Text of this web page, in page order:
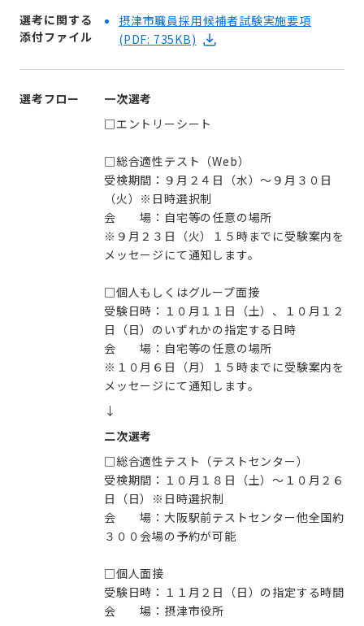
選考に関する
添付ファイル
摂津市職員採用候補者試験実施要項
(PDF: 735KB)
選考フロー
一次選考
□エントリーシート
□総合適性テスト（Web）
受検期間：９月２４日（水）～９月３０日
（火）※日時選択制
会 場：自宅等の任意の場所
※９月２３日（火）１５時までに受験案内を
メッセージにて通知します。
□個人もしくはグループ面接
受験日時：１０月１１日（土）、１０月１２
日（日）のいずれかの指定する日時
会 場：自宅等の任意の場所
※１０月６日（月）１５時までに受験案内を
↓
二次選考
□総合適性テスト（テストセンター）
受検期間：１０月１８日（土）～１０月２６
日（日）※日時選択制
会 場：大阪駅前テストセンター他全国約
３００会場の予約が可能
□個人面接
受験日時：１１月２日（日）の指定する時間
会 場：摂津市役所